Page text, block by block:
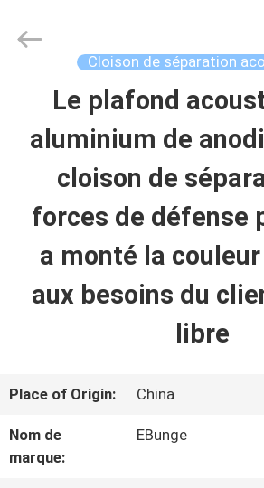
MAISON
PRODUITS
SUJET
D'USINE
Building
Reserved.
Cloison de séparation
Le plafond
aluminium de
cloison de
forces de défense
a monté la
aux besoins du
libre
Place of Origin: China
Nom de
marque:
EBunge